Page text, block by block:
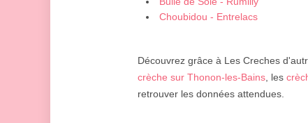
Choubidou - Entrelacs
Découvrez grâce à Les Creches
crèche sur Thonon-les-Bains , les
retrouver les données attendues.